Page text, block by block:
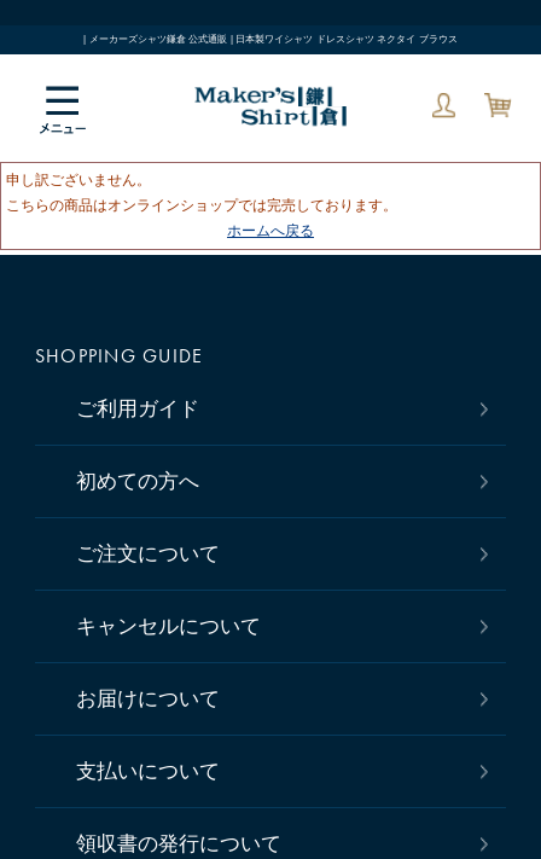
| メーカーズシャツ鎌倉 公式通販 | 日本製ワイシャツ ドレスシャツ ネクタイ ブラウス
申し訳ございません。
こちらの商品はオンラインショップでは完売しております。
ホームへ戻る
SHOPPING GUIDE
ご利用ガイド
初めての方へ
ご注文について
キャンセルについて
お届けについて
支払いについて
領収書の発行について